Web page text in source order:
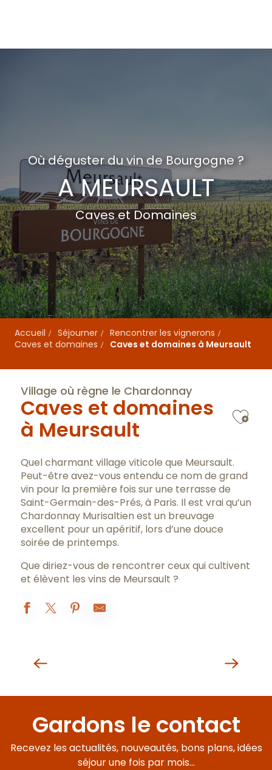
Où déguster du vin de Bourgogne ?
A MEURSAULT
Caves et Domaines
Accueil Séjourner
Rencontrer les vignerons
Caves et domaines
Caves et domaines à Meursault
Village où règne le Chardonnay
Caves et domaines
à Meursault
Quel charmant village viticole que Meursault.
Peut-être avez-vous entendu ce nom de grand
vin pour la première fois sur une terrasse de
Saint-Germain-des-Prés, à Paris. Il est vrai qu’un
Chardonnay Murisaltien est un breuvage
excellent pour un apéritif, lors d’une douce
soirée de printemps.
Que diriez-vous de rencontrer ceux qui cultivent
et élèvent les vins de Meursault ?
Les Parcellaires de Saulx
Maison Shaps
Domaine Delagrange Bernard & Fils
Domaine Patriarche Alain
Domaine Guillemaud Bertrand
Gardons le contact
Recevez les actualités, nouveautés, bons plans, idées
séjour une fois par mois...